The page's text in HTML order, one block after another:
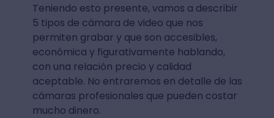
Teniendo esto presente, vamos a describir
5 tipos de cámara de video que nos
permiten grabar y que son accesibles,
económica y figurativamente hablando,
con una relación precio y calidad
aceptable. No entraremos en detalle de las
cámaras profesionales que pueden costar
mucho dinero.